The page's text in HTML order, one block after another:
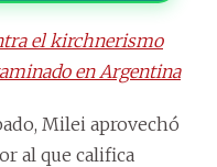
el kirchnerismo
en Argentina
Milei aprovechó
al que califica